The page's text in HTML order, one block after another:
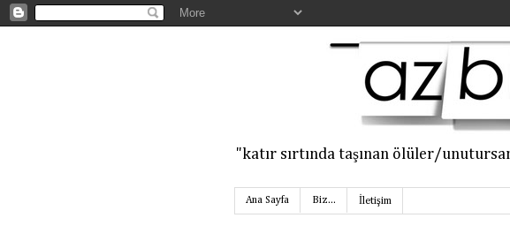
‎"katır sırtında taşınan ölüler/
Ana Sayfa Biz... İletişim